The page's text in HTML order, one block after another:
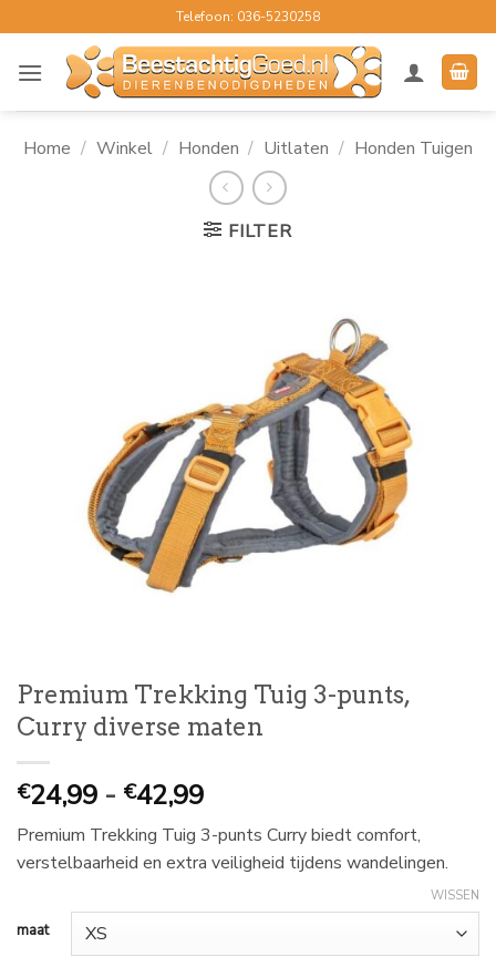
naar
inhoud
Telefoon: 036-5230258
Home / Winkel / Honden / Uitlaten / Honden Tuigen
FILTER
Premium Trekking Tuig 3-punts,
Curry diverse maten
€24,99 - €42,99Prijsklasse:
€
24,99
tot
Premium Trekking Tuig 3-punts Curry biedt comfort,
verstelbaarheid en extra veiligheid tijdens wandelingen.
maat
WISSEN